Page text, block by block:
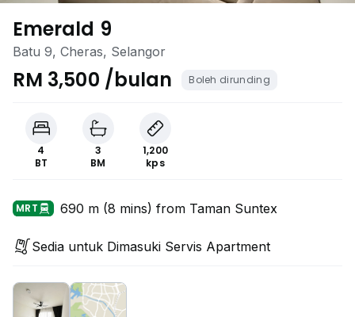
Emerald 9
Batu 9, Cheras, Selangor
RM 3,500 /bulan Boleh dirunding
4
BT
3
BM
1,200
kps
MRT 690 m (8 mins) from Taman Suntex
Sedia untuk Dimasuki Servis Apartment